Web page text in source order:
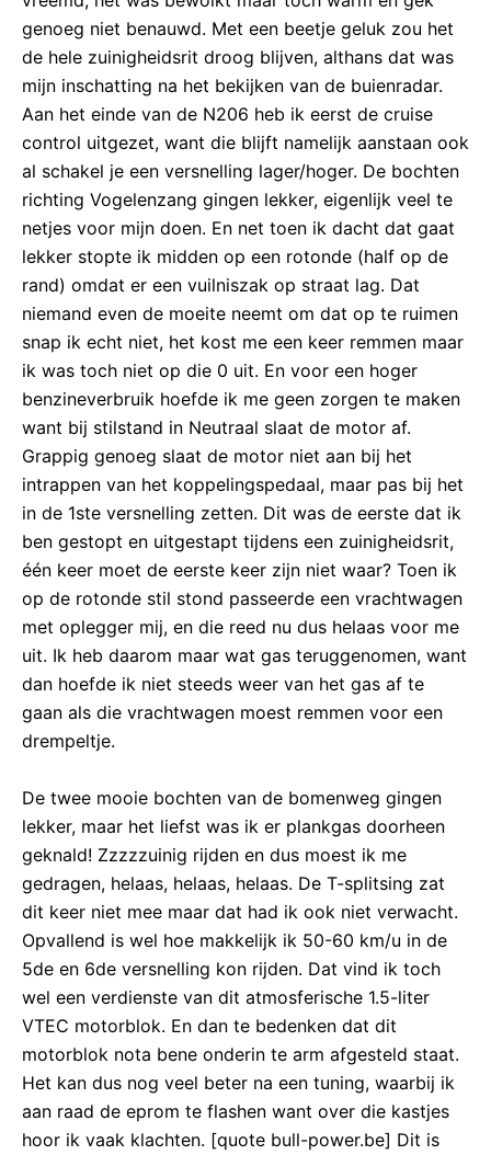
genoeg niet benauwd. Met een beetje geluk zou het
de hele zuinigheidsrit droog blijven, althans dat was
mijn inschatting na het bekijken van de buienradar.
Aan het einde van de N206 heb ik eerst de cruise
control uitgezet, want die blijft namelijk aanstaan ook
al schakel je een versnelling lager/hoger. De bochten
richting Vogelenzang gingen lekker, eigenlijk veel te
netjes voor mijn doen. En net toen ik dacht dat gaat
lekker stopte ik midden op een rotonde (half op de
rand) omdat er een vuilniszak op straat lag. Dat
niemand even de moeite neemt om dat op te ruimen
snap ik echt niet, het kost me een keer remmen maar
ik was toch niet op die 0 uit. En voor een hoger
benzineverbruik hoefde ik me geen zorgen te maken
want bij stilstand in Neutraal slaat de motor af.
Grappig genoeg slaat de motor niet aan bij het
intrappen van het koppelingspedaal, maar pas bij het
in de 1ste versnelling zetten. Dit was de eerste dat ik
ben gestopt en uitgestapt tijdens een zuinigheidsrit,
één keer moet de eerste keer zijn niet waar? Toen ik
op de rotonde stil stond passeerde een vrachtwagen
met oplegger mij, en die reed nu dus helaas voor me
uit. Ik heb daarom maar wat gas teruggenomen, want
dan hoefde ik niet steeds weer van het gas af te
gaan als die vrachtwagen moest remmen voor een
drempeltje.
De twee mooie bochten van de bomenweg gingen
lekker, maar het liefst was ik er plankgas doorheen
geknald! Zzzzzuinig rijden en dus moest ik me
gedragen, helaas, helaas, helaas. De T-splitsing zat
dit keer niet mee maar dat had ik ook niet verwacht.
Opvallend is wel hoe makkelijk ik 50-60 km/u in de
5de en 6de versnelling kon rijden. Dat vind ik toch
wel een verdienste van dit atmosferische 1.5-liter
VTEC motorblok. En dan te bedenken dat dit
motorblok nota bene onderin te arm afgesteld staat.
Het kan dus nog veel beter na een tuning, waarbij ik
aan raad de eprom te flashen want over die kastjes
hoor ik vaak klachten. [quote bull-power.be] Dit is